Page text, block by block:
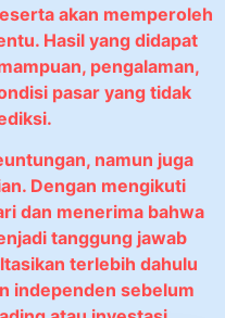
akan memperoleh
Hasil yang didapat
pengalaman,
pasar yang tidak
namun juga
Dengan mengikuti
dan menerima bahwa
tanggung jawab
terlebih dahulu
independen sebelum